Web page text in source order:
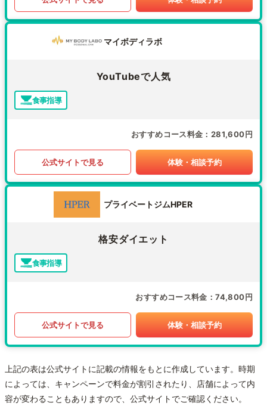
マイボディラボ
YouTubeで人気
食事指導
おすすめコース料金 281,600円
公式サイトで見る 体験・相談予約
プライベートジムHPER
格安ダイエット
食事指導
おすすめコース料金 74,800円
公式サイトで見る 体験・相談予約
上記の表は公式サイトに記載の情報をもとに作成しています。時期
によっては、キャンペーンで料金が割引されたり、店舗によって内
容が変わることもありますので、公式サイトでご確認ください。